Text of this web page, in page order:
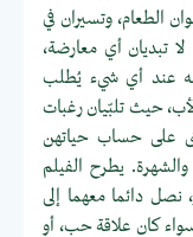
الطعام، وتسيران في
لا تبديان أي معارضة،
عند أي شيء يُطلب
حيث تلبّيان رغبات
على حساب حياتهن
يطرح الفيلم
نصل دائما معهما إلى
كان علاقة حب، أو